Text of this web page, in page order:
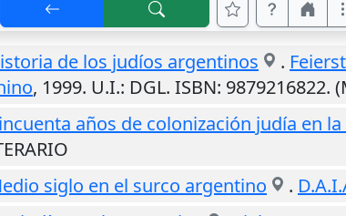
de los judíos argentinos .
, 1999. U.I.: DGL. ISBN: 9879216822.
años de colonización judía en
siglo en el surco argentino
.